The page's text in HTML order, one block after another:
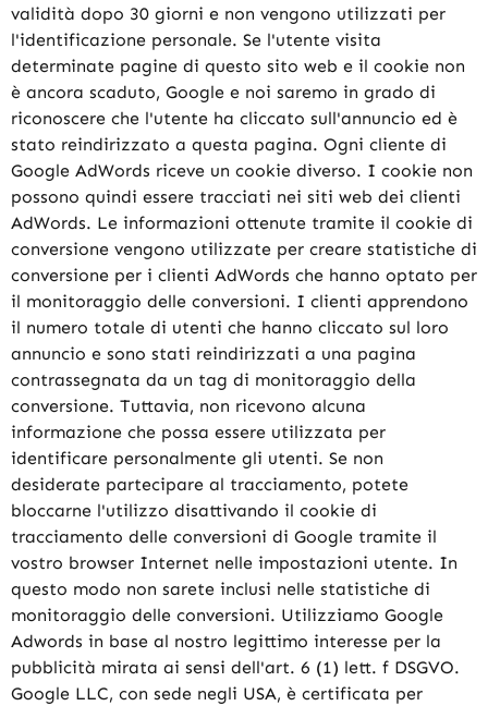
validità dopo 30 giorni e non vengono utilizzati per
l'identificazione personale. Se l'utente visita
determinate pagine di questo sito web e il cookie non
è ancora scaduto, Google e noi saremo in grado di
riconoscere che l'utente ha cliccato sull'annuncio ed è
stato reindirizzato a questa pagina. Ogni cliente di
Google AdWords riceve un cookie diverso. I cookie non
possono quindi essere tracciati nei siti web dei clienti
AdWords. Le informazioni ottenute tramite il cookie di
conversione vengono utilizzate per creare statistiche di
conversione per i clienti AdWords che hanno optato per
il monitoraggio delle conversioni. I clienti apprendono
il numero totale di utenti che hanno cliccato sul loro
annuncio e sono stati reindirizzati a una pagina
contrassegnata da un tag di monitoraggio della
conversione. Tuttavia, non ricevono alcuna
informazione che possa essere utilizzata per
identificare personalmente gli utenti. Se non
desiderate partecipare al tracciamento, potete
bloccarne l'utilizzo disattivando il cookie di
tracciamento delle conversioni di Google tramite il
vostro browser Internet nelle impostazioni utente. In
questo modo non sarete inclusi nelle statistiche di
monitoraggio delle conversioni. Utilizziamo Google
Adwords in base al nostro legittimo interesse per la
pubblicità mirata ai sensi dell'art. 6 (1) lett. f DSGVO.
Google LLC, con sede negli USA, è certificata per